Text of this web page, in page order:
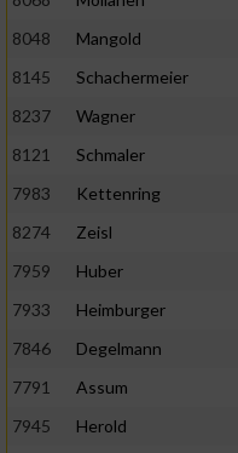
8048
Mangold
8145
Schachermeier
8237
Wagner
8121
Schmaler
7983
Kettenring
8274
Zeisl
7959
Huber
7933
Heimburger
7846
Degelmann
7791
Assum
7945
Herold